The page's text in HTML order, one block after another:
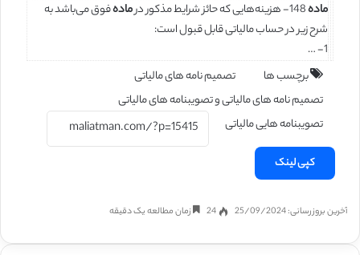
ماده148- هزینه‌هایی که حائز شرایط مذکور در مادهفوق می‌باشد به
شرح زیر در حساب مالیاتی قابل قبول است:
1- …
برچسب ها
تصمیم نامه های مالیاتی
تصمیم نامه های مالیاتی و تصویبنامه های مالیاتی
تصویبنامه هایی مالیاتی
کپی لینک
آخرین بروزرسانی: 25/09/2024 24 زمان مطالعه یک دقیقه